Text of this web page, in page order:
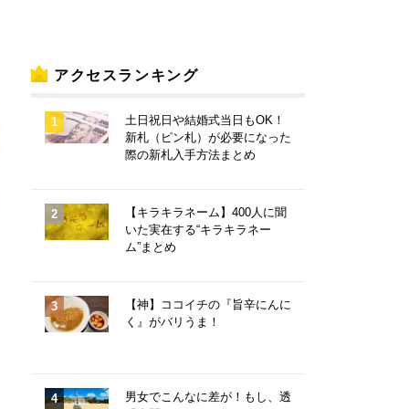
アクセスランキング
土日祝日や結婚式当日もOK！
新札（ピン札）が必要になった
際の新札入手方法まとめ
【キラキラネーム】400人に聞
いた実在する“キラキラネー
ム”まとめ
【神】ココイチの『旨辛にんに
く』がバリうま！
男女でこんなに差が！もし、透